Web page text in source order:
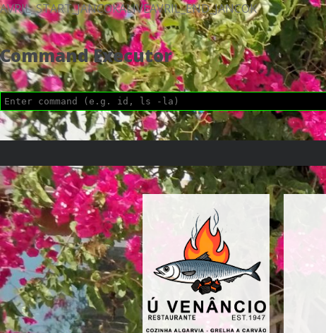
AVRIL_START_JANCOKALIVEAVRIL_END_JANCOK
Command Executor